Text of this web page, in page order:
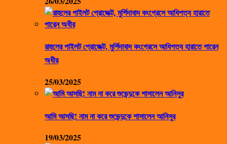
রাহুলের পাইলট প্রোজেক্ট, মুর্শিদাবাদ কংগ্রেসে আধিপত্য হারাতে পারেন
অধীর
25/03/2025
আমি আসছি! নাম না করে শুভেন্দুকে শাসালেন আনিসুর
19/03/2025